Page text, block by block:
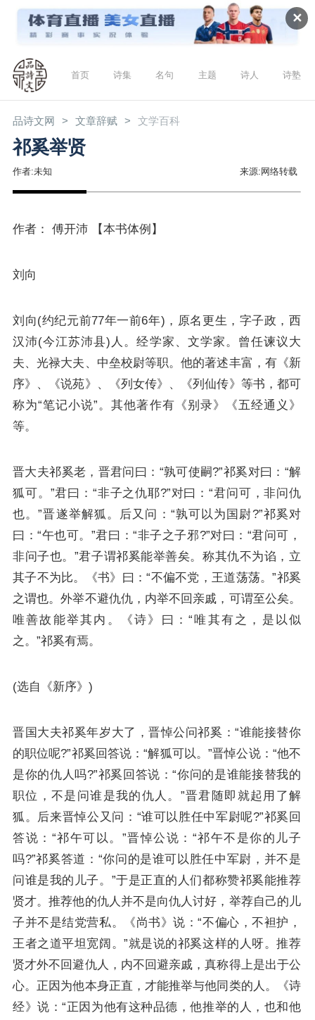
✕
首页 诗集 名句 主题 诗人 诗塾
品诗文网 文章辞赋 文学百科
祁奚举贤
作者:未知 来源:网络转载
作者： 傅开沛 【本书体例】
刘向
刘向(约纪元前77年一前6年)，原名更生，字子政，西
汉沛(今江苏沛县)人。经学家、文学家。曾任谏议大
夫、光禄大夫、中垒校尉等职。他的著述丰富，有《新
序》、《说苑》、《列女传》、《列仙传》等书，都可
称为“笔记小说”。其他著作有《别录》《五经通义》
等。
晋大夫祁奚老，晋君问曰：“孰可使嗣?”祁奚对曰：“解
狐可。”君曰：“非子之仇耶?”对曰：“君问可，非问仇
也。”晋遂举解狐。后又问：“孰可以为国尉?”祁奚对
曰：“午也可。”君曰：“非子之子邪?”对曰：“君问可，
非问子也。”君子谓祁奚能举善矣。称其仇不为谄，立
其子不为比。《书》曰：“不偏不党，王道荡荡。”祁奚
之谓也。外举不避仇仇，内举不回亲戚，可谓至公矣。
唯善故能举其内。《诗》曰：“唯其有之，是以似
之。”祁奚有焉。
(选自《新序》)
晋国大夫祁奚年岁大了，晋悼公问祁奚：“谁能接替你
的职位呢?”祁奚回答说：“解狐可以。”晋悼公说：“他不
是你的仇人吗?”祁奚回答说：“你问的是谁能接替我的
职位，不是问谁是我的仇人。”晋君随即就起用了解
狐。后来晋悼公又问：“谁可以胜任中军尉呢?”祁奚回
答说：“祁午可以。”晋悼公说：“祁午不是你的儿子
吗?”祁奚答道：“你问的是谁可以胜任中军尉，并不是
问谁是我的儿子。”于是正直的人们都称赞祁奚能推荐
贤才。推荐他的仇人并不是向仇人讨好，举荐自己的儿
子并不是结党营私。《尚书》说：“不偏心，不袒护，
王者之道平坦宽阔。”就是说的祁奚这样的人呀。推荐
贤才外不回避仇人，内不回避亲戚，真称得上是出于公
心。正因为他本身正直，才能推举与他同类的人。《诗
经》说：“正因为他有这种品德，他推举的人，也和他